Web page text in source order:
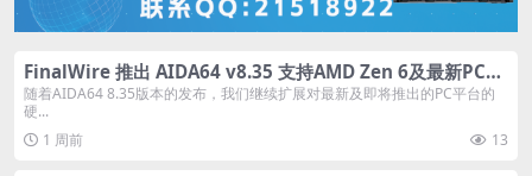
FinalWire 推出 AIDA64 v8.35 支持AMD Zen 6及最新PC硬
件
随着AIDA64 8.35版本的发布，我们继续扩展对最新及即将推出的PC平台的
硬...
1 周前
13